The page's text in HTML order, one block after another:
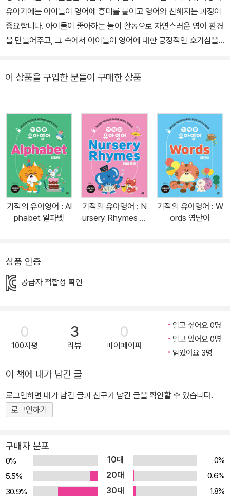
유아기에는 아이들이 영어에 흥미를 붙이고 영어와 친해지는 과정이
중요합니다. 아이들이 좋아하는 놀이 활동으로 자연스러운 영어 환경
을 만들어주고, 그 속에서 아이들이 영어에 대한 긍정적인 호기심을
어 노출과 학습이 이루어지도록 영어유치원의 교육과정을 따라 설계
역들을 학습하여 골고루 자극을 주고, 아이의 발달 단계에 맞춰 개발
한 액티비티로 영어에서 ‘재미’를 발견할 수 있게 합니다. 그 중, 《Ph
onics(파닉스)》는 스티커 붙이기, 색칠하기 등 아이들이 좋아하는
재미있는 활동을 하면서 파닉스 규칙을 자연스럽게 익힙니다. 신나는
챈트를 들으며 아이들이 단어와 음가를 쉽게 익히고, 리듬에 맞춰 음
가를 따라 말하다 보면 파닉스 학습의 기초를 완성할 수 있습니다. 이
책의 특징 1. 가장 쉽게 시작하는 첫 파닉스 파닉스에 첫발을 떼는 아
이들이 쉽게 시작할 수 있는 워크북형 교재로, 알파벳 소리값부터 장
양한 놀이 활동을 하며 파닉스 규칙을 자연스럽게 습득해요. 3. 신나
따라 말하기만 해도 파닉스 규칙을 쉽게 깨칠 수 있어요.
이 상품을 구입한 분들이 구매한 상품
기적의 유아영어 : Al
phabet 알파벳
기적의 유아영어 : N
ursery Rhymes 영
기적의 유아영어 : W
ords 영단어
상품 인증
공급자 적합성 확인
0
100자평
3
리뷰
0
마이페이퍼
읽고 싶어요 0명
읽고 있어요 0명
읽었어요 3명
이 책에 내가 남긴 글
로그인하면 내가 남긴 글과 친구가 남긴 글을 확인할 수 있습니다.
로그인하기
구매자 분포
0% 10대
0%
5.5%
20대
0.6%
30.9%
30대
1.8%